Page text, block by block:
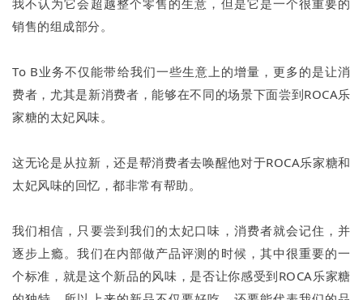
销售的组成部分。
To B业务不仅能带给我们一些生意上的增量，更多的是让消
费者，尤其是新消费者，能够在不同的场景下面尝到ROCA乐
家糖的太妃风味。
这无论是从拉新，还是帮消费者去唤醒他对于ROCA乐家糖和
太妃风味的回忆，都非常有帮助。
我们相信，只要尝到我们的太妃口味，消费者就会记住，并
逐步上瘾。我们在内部做产品评测的时候，其中很重要的一
个标准，就是这个新品的风味，是否让你感受到ROCA乐家糖